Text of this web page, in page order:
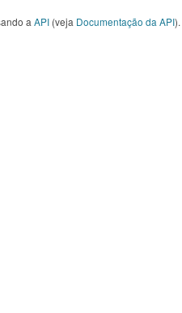
a API (veja Documentação da API).